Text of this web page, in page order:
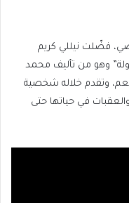
فضّلت نيللي كريم
وهو من تأليف محمد
وتقدم خلاله شخصية
في حياتها حتى